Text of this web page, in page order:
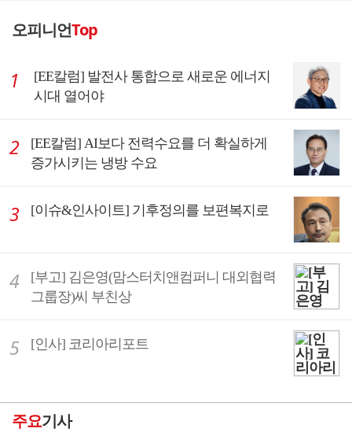
오피니언Top
[EE칼럼] 발전사 통합으로 새로운 에너지
시대 열어야
[EE칼럼] AI보다 전력수요를 더 확실하게
증가시키는 냉방 수요
[이슈&인사이트] 기후정의를 보편복지로
[부고] 김은영(맘스터치앤컴퍼니 대외협력
그룹장)씨 부친상
[인사] 코리아리포트
주요기사